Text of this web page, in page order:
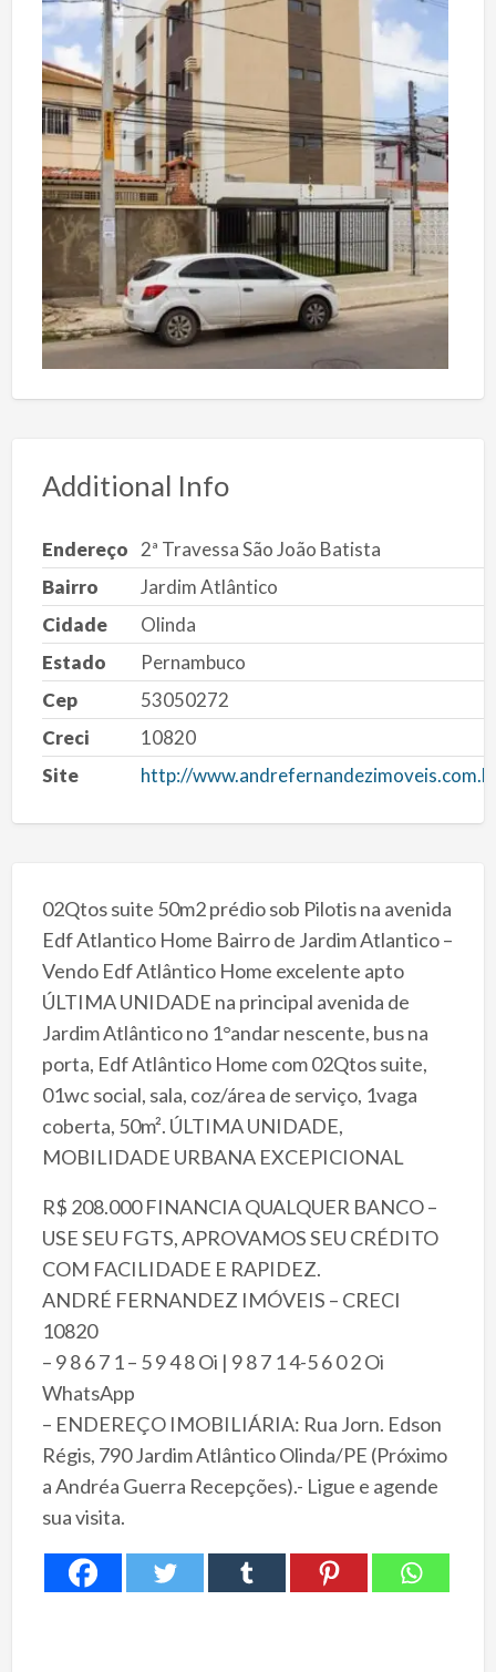
Additional Info
Endereço
2ª Travessa São João Batista
Bairro
Jardim Atlântico
Cidade
Olinda
Estado
Pernambuco
Cep
53050272
Creci
10820
Site
http://
02Qtos suite 50m2 prédio sob Pilotis na avenida
Edf Atlantico Home Bairro de Jardim Atlantico –
Vendo Edf Atlântico Home excelente apto
ÚLTIMA UNIDADE na principal avenida de
Jardim Atlântico no 1°andar nescente, bus na
porta, Edf Atlântico Home com 02Qtos suite,
01wc social, sala, coz/área de serviço, 1vaga
coberta, 50m². ÚLTIMA UNIDADE,
MOBILIDADE URBANA EXCEPICIONAL
R$ 208.000 FINANCIA QUALQUER BANCO –
USE SEU FGTS, APROVAMOS SEU CRÉDITO
COM FACILIDADE E RAPIDEZ.
ANDRÉ FERNANDEZ IMÓVEIS – CRECI
10820
– 9 8 6 7 1 – 5 9 4 8 Oi | 9 8 7 1 4-5 6 0 2 Oi
WhatsApp
– ENDEREÇO IMOBILIÁRIA: Rua Jorn. Edson
Régis, 790 Jardim Atlântico Olinda/PE (Próximo
a Andréa Guerra Recepções).- Ligue e agende
sua visita.